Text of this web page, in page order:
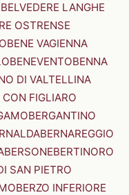
BELVEDERE LANGHE
OSTRENSE
BENE VAGIENNA
BENEVENTOBENNA
DI VALTELLINA
CON FIGLIARO
BERGANTINO
BERNAREGGIO
BERSONEBERTINORO
SAN PIETRO
BERZO INFERIORE